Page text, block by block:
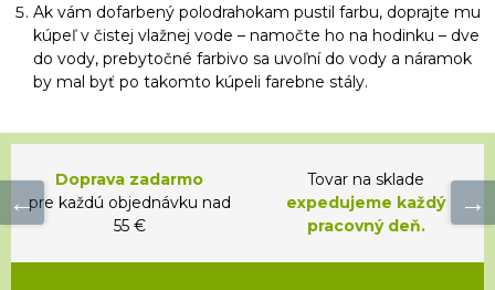
Ak vám dofarbený polodrahokam pustil farbu, doprajte mu
kúpeľ v čistej vlažnej vode – namočte ho na hodinku – dve
do vody, prebytočné farbivo sa uvoľní do vody a náramok
by mal byť po takomto kúpeli farebne stály.
Doprava zadarmo
pre každú objednávku nad
55 €
Tovar na sklade
expedujeme každý
pracovný deň.